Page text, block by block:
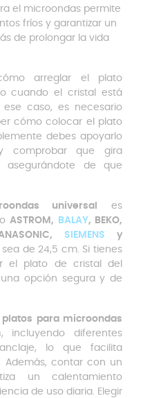
el microondas permite
fríos y garantizar un
de prolongar la vida
arreglar el plato
cuando el cristal está
caso, es necesario
cómo colocar el plato
debes apoyarlo
comprobar que gira
asegurándote de que
universal
es
ASTROM, BALAY, BEKO,
SIEMENS y
de 24,5 cm. Si tienes
el plato de cristal del
opción segura y de
platos para microondas
, incluyendo diferentes
lo que facilita
Además, contar con un
un calentamiento
de uso diaria. Elegir